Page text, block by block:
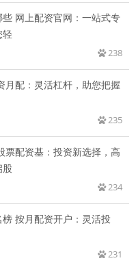
网上配资官网：一站式专
轻
238
月配：灵活杠杆，助您把握
235
票配资基：投资新选择，高
234
按月配资开户：灵活投
231